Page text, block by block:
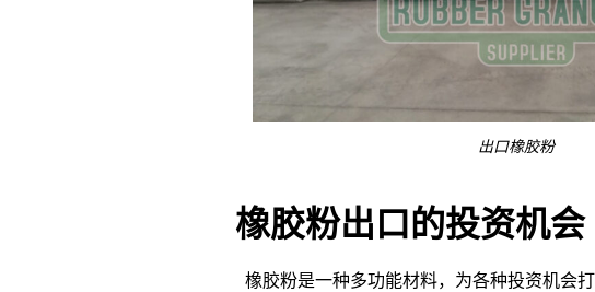
出口橡胶粉
橡胶粉出口的投资机会
橡胶粉是一种多功能材料，为各种投资机会